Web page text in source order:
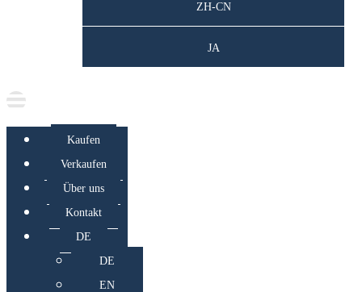
ZH-CN
JA
Kaufen
Verkaufen
Über uns
Kontakt
DE
DE
EN